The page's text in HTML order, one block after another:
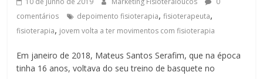
comentários
depoimento fisioterapia,fisioterapeuta,
fisioterapia, jovem volta a ter movimentos com fisioterapia
Em janeiro de 2018, Mateus Santos Serafim, que na época
tinha 16 anos, voltava do seu treino de basquete no